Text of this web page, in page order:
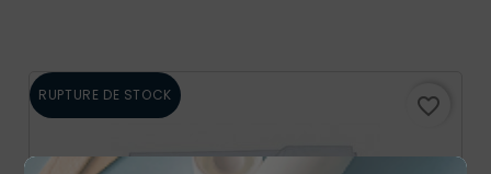
RUPTURE DE STOCK favorite_border